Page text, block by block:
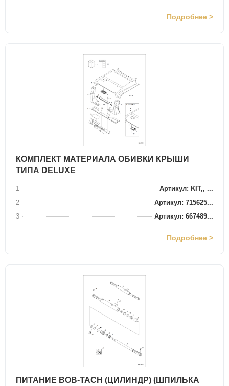
Подробнее >
КОМПЛЕКТ МАТЕРИАЛА ОБИВКИ КРЫШИ
ТИПА DELUXE
1
Артикул: KIT,, ...
2
Артикул: 715625...
3
Артикул: 667489...
Подробнее >
ПИТАНИЕ BOB-TACH (ЦИЛИНДР) (ШПИЛЬКА